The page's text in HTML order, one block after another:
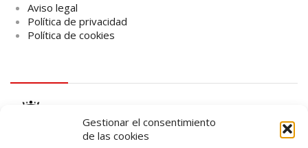
Gestionar el consentimiento
de las cookies
Aviso legal
Política de privacidad
Política de cookies